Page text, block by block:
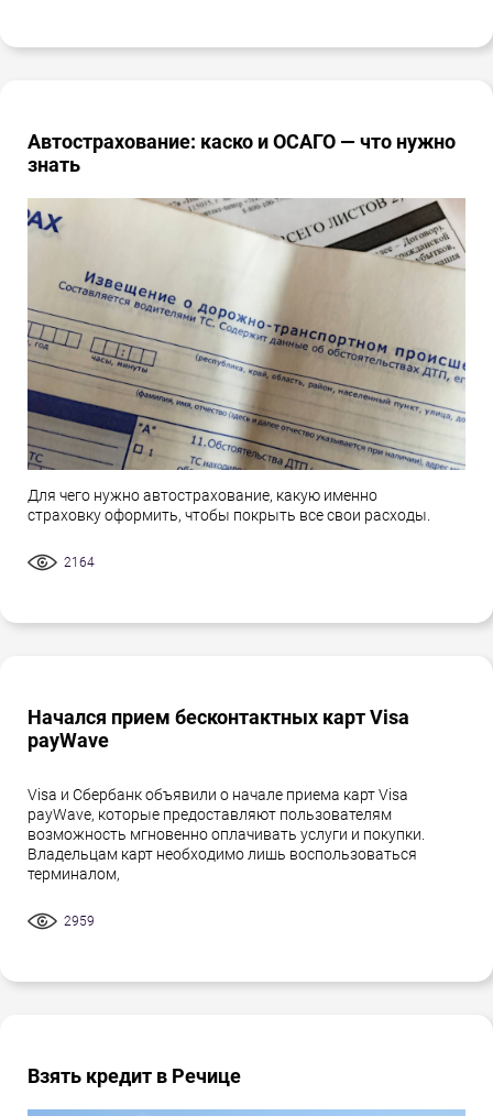
Автострахование: каско и ОСАГО — что нужно
знать
Для чего нужно автострахование, какую именно
страховку оформить, чтобы покрыть все свои расходы.
2164
Начался прием бесконтактных карт Visa
payWave
Visa и Сбербанк объявили о начале приема карт Visa
payWave, которые предоставляют пользователям
возможность мгновенно оплачивать услуги и покупки.
Владельцам карт необходимо лишь воспользоваться
терминалом,
2959
Взять кредит в Речице